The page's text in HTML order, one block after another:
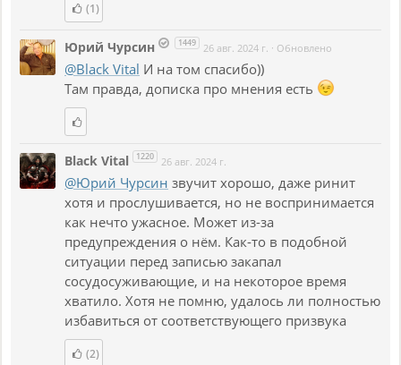
(1)
Юрий Чурсин 1449 26 авг. 2024 г. · Обновлено
@Black Vital И на том спасибо))
Там правда, дописка про мнения есть
Black Vital 1220 26 авг. 2024 г.
@Юрий Чурсин звучит хорошо, даже ринит
хотя и прослушивается, но не воспринимается
как нечто ужасное. Может из-за
предупреждения о нём. Как-то в подобной
ситуации перед записью закапал
сосудосуживающие, и на некоторое время
хватило. Хотя не помню, удалось ли полностью
избавиться от соответствующего призвука
(2)